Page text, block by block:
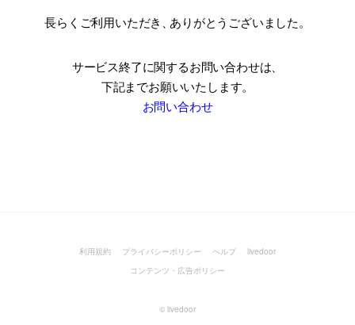
長らくご利用いただき ありがとうございました。
サービス終了に関するお問い合わせは、
下記までお願いいたします。
お問い合わせ
利用規約 プライバシーポリシー ヘルプ
livedoor
コンテンツ・広告ポリシー
© livedoor